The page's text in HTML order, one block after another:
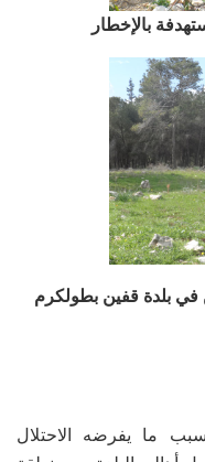
ما يفرضه الاحتلال